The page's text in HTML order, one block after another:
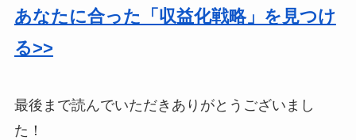
あなたに合った「収益化戦略」を見つけ
る>>
最後まで読んでいただきありがとうございまし
た！